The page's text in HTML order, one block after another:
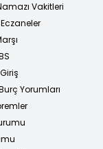
Vakitleri
Yorumları